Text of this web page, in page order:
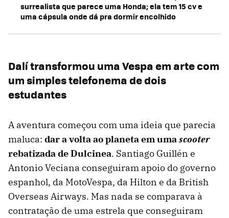
surrealista que parece uma Honda; ela tem 15 cv e
uma cápsula onde dá pra dormir encolhido
Dalí transformou uma Vespa em arte com
um simples telefonema de dois
estudantes
A aventura começou com uma ideia que parecia
maluca: dar a volta ao planeta em umascooter
rebatizada de Dulcinea. Santiago Guillén e
Antonio Veciana conseguiram apoio do governo
espanhol, da MotoVespa, da Hilton e da British
Overseas Airways. Mas nada se comparava à
contratação de uma estrela que conseguiram